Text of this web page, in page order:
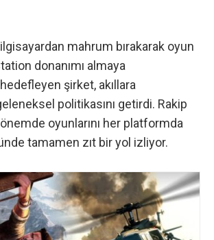
mahrum bırakarak oyun
donanımı almaya
şirket, akıllara
politikasını getirdi. Rakip
oyunlarını her platformda
tamamen zıt bir yol izliyor.